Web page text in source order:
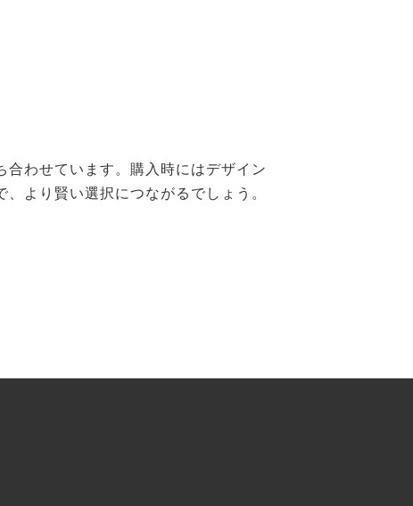
わせています。購入時にはデザイン
より賢い選択につながるでしょう。